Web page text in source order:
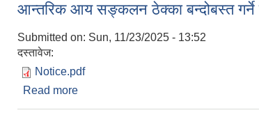
आन्तरिक आय सङ्कलन ठेक्का बन्दोबस्त गर्ने
Submitted on: Sun, 11/23/2025 - 13:52
दस्तावेज:
Notice.pdf
Read more